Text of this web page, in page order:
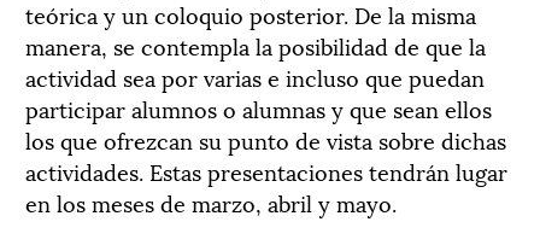
teórica y un coloquio posterior. De la misma
manera, se contempla la posibilidad de que la
actividad sea por varias e incluso que puedan
participar alumnos o alumnas y que sean ellos
los que ofrezcan su punto de vista sobre dichas
actividades. Estas presentaciones tendrán lugar
en los meses de marzo, abril y mayo.